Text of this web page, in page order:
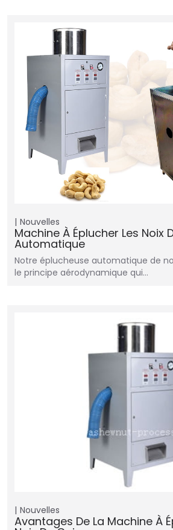
Nouvelles
Machine À Éplucher Les Noix
Automatique
Notre éplucheuse automatique de
le principe aérodynamique qui…
Nouvelles
Avantages De La Machine À